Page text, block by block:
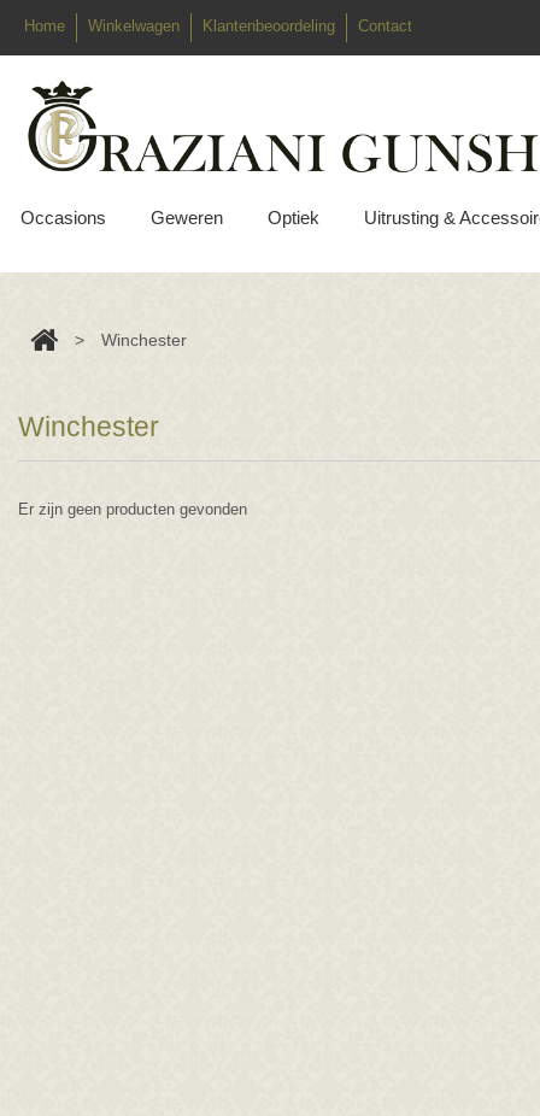
Home Winkelwagen Klantenbeoordeling Contact
Occasions Geweren Optiek Uitrusting &
> Winchester
Winchester
Er zijn geen producten gevonden